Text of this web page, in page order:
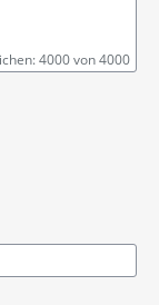
4000 von 4000